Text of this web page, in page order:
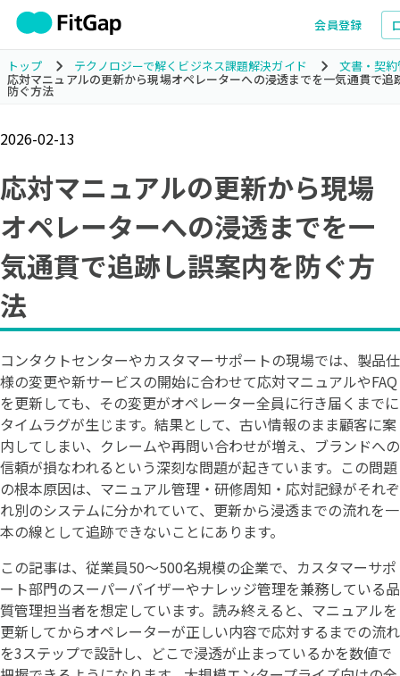
会員登録
トップ テクノロジーで解くビジネス課題解決ガイド
文書・契
応対マニュアルの更新から現場オペレーターへの浸透までを一気通貫で追
防ぐ方法
2026-02-13
応対マニュアルの更新から現場
オペレーターへの浸透までを一
気通貫で追跡し誤案内を防ぐ方
法
コンタクトセンターやカスタマーサポートの現場では、製品仕
様の変更や新サービスの開始に合わせて応対マニュアルやFAQ
を更新しても、その変更がオペレーター全員に行き届くまでに
タイムラグが生じます。結果として、古い情報のまま顧客に案
内してしまい、クレームや再問い合わせが増え、ブランドへの
信頼が損なわれるという深刻な問題が起きています。この問題
の根本原因は、マニュアル管理・研修周知・応対記録がそれぞ
れ別のシステムに分かれていて、更新から浸透までの流れを一
本の線として追跡できないことにあります。
この記事は、従業員50〜500名規模の企業で、カスタマーサポ
ート部門のスーパーバイザーやナレッジ管理を兼務している品
質管理担当者を想定しています。読み終えると、マニュアルを
更新してからオペレーターが正しい内容で応対するまでの流れ
を3ステップで設計し、どこで浸透が止まっているかを数値で